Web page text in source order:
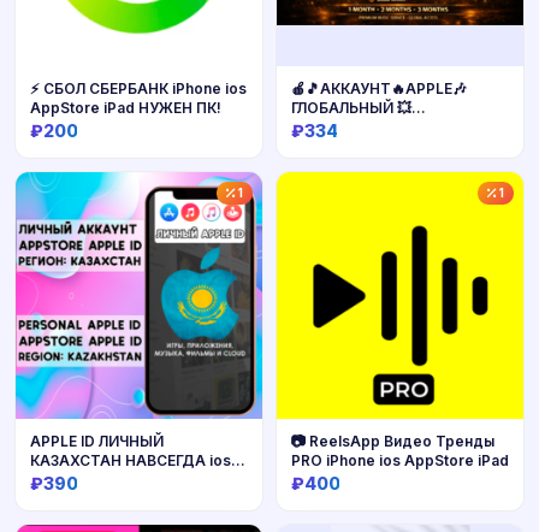
Купить
⚡️ СБОЛ СБЕРБАНК iPhone ios
AppStore iPad НУЖЕН ПК!
₽200
🍎🎵АККАУНТ🔥APPLE🎶
ГЛОБАЛЬНЫЙ 💥
MUSIC2/3МЕСЯЦА ДОСТУП
₽334
1
APPLE ID ЛИЧНЫЙ
КАЗАХСТАН НАВСЕГДА ios
AppStore iPhone
₽390
1
📷 ReelsApp Видео Тренды
PRO iPhone ios AppStore iPad
₽400